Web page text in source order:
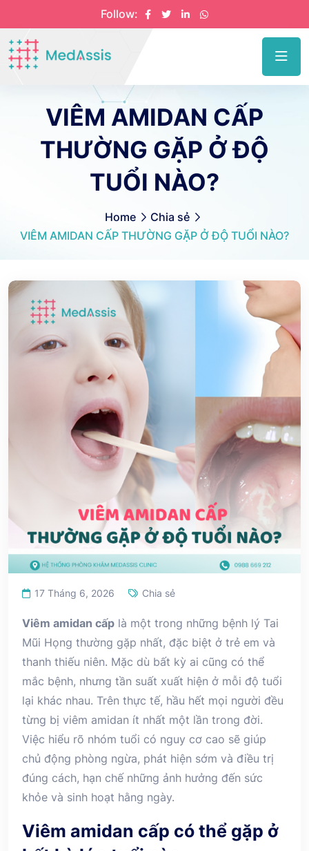
Follow:
VIÊM AMIDAN CẤP
THƯỜNG GẶP Ở ĐỘ
TUỔI NÀO?
Home
Chia sẻ
VIÊM AMIDAN CẤP THƯỜNG GẶP Ở ĐỘ TUỔI NÀO?
17 Tháng 6, 2026 Chia sẻ
Viêm amidan cấp là một trong những bệnh lý Tai
Mũi Họng thường gặp nhất, đặc biệt ở trẻ em và
thanh thiếu niên. Mặc dù bất kỳ ai cũng có thể
mắc bệnh, nhưng tần suất xuất hiện ở mỗi độ tuổi
lại khác nhau. Trên thực tế, hầu hết mọi người đều
từng bị viêm amidan ít nhất một lần trong đời.
Việc hiểu rõ nhóm tuổi có nguy cơ cao sẽ giúp
chủ động phòng ngừa, phát hiện sớm và điều trị
đúng cách, hạn chế những ảnh hưởng đến sức
khỏe và sinh hoạt hằng ngày.
Viêm amidan cấp có thể gặp ở